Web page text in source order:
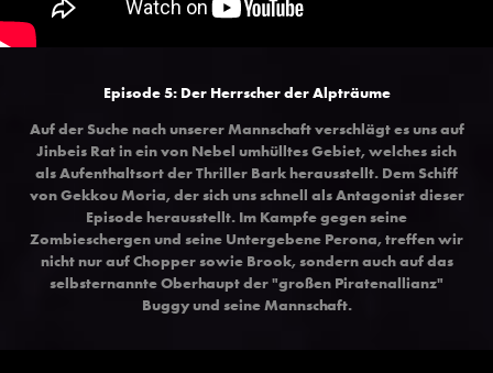
Episode 5: Der Herrscher der Alpträume
Auf der Suche nach unserer Mannschaft verschlägt es uns auf
Jinbeis Rat in ein von Nebel umhülltes Gebiet, welches sich
als Aufenthaltsort der Thriller Bark herausstellt. Dem Schiff
von Gekkou Moria, der sich uns schnell als Antagonist dieser
Episode herausstellt. Im Kampfe gegen seine
Zombieschergen und seine Untergebene Perona, treffen wir
nicht nur auf Chopper sowie Brook, sondern auch auf das
selbsternannte Oberhaupt der "großen Piratenallianz"
Buggy und seine Mannschaft.